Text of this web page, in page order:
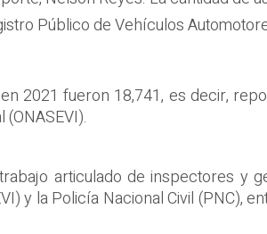
Público de Vehículos
2021 fueron 18,741, es decir,
articulado de inspectores y
y la Policía Nacional Civil (PNC),